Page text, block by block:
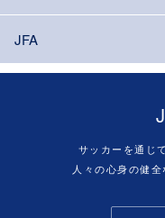
JFA
サッカーを通じ
人々の心身の健